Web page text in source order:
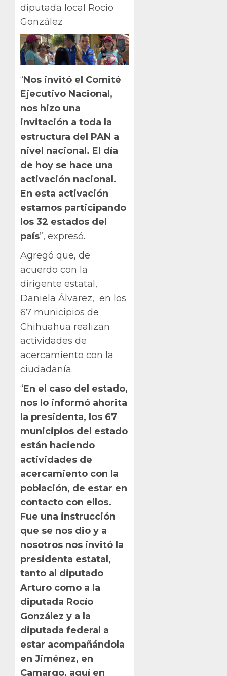
diputada local Rocío
González
“Nos invitó el Comité
Ejecutivo Nacional,
nos hizo una
invitación a toda la
estructura del PAN a
nivel nacional. El día
de hoy se hace una
activación nacional.
En esta activación
estamos participando
los 32 estados del
país”, expresó.
Agregó que, de
acuerdo con la
dirigente estatal,
Daniela Álvarez, en los
67 municipios de
Chihuahua realizan
actividades de
acercamiento con la
ciudadanía.
“En el caso del estado,
nos lo informó ahorita
la presidenta, los 67
municipios del estado
están haciendo
actividades de
acercamiento con la
población, de estar en
contacto con ellos.
Fue una instrucción
que se nos dio y a
nosotros nos invitó la
presidenta estatal,
tanto al diputado
Arturo como a la
diputada Rocío
González y a la
diputada federal a
estar acompañándola
en Jiménez, en
Camargo, aquí en